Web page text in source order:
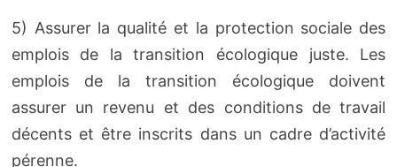
5) Assurer la qualité et la protection sociale des
emplois de la transition écologique juste. Les
emplois de la transition écologique doivent
assurer un revenu et des conditions de travail
décents et être inscrits dans un cadre d’activité
pérenne.